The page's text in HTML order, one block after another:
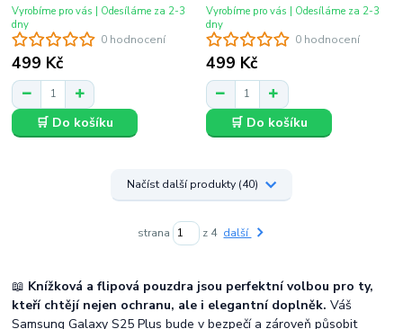
0 hodnocení
499 Kč
Vyrobíme pro vás | Odesíláme za 2-3
dny
🛒 Do košíku
0 hodnocení
499 Kč
Vyrobíme pro vás | Odesíláme za 2-3
dny
🛒 Do košíku
Načíst další produkty (40)
strana z 4 další
📖 Knížková a flipová pouzdra jsou perfektní volbou pro ty,
kteří chtějí nejen ochranu, ale i elegantní doplněk. Váš
Samsung Galaxy S25 Plus bude v bezpečí a zároveň působit